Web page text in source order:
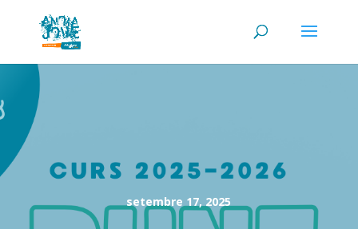
setembre 17, 2025